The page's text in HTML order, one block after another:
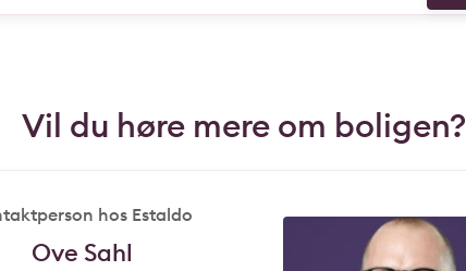
Vil du høre mere om boligen?
hos Estaldo
Ove Sahl